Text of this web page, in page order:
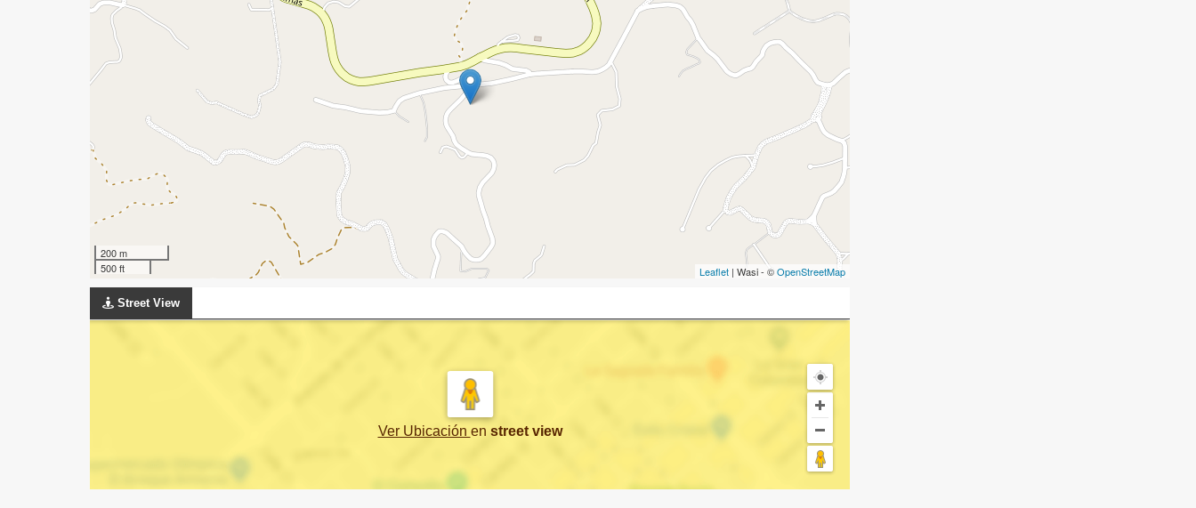
200 m
500 ft
Leaflet | Wasi - ©OpenStreetMap
Street View
Ver Ubicación en street view